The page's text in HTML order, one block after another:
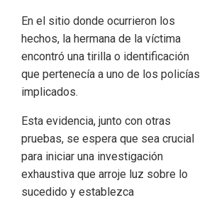
En el sitio donde ocurrieron los
hechos, la hermana de la víctima
encontró una tirilla o identificación
que pertenecía a uno de los policías
implicados.
Esta evidencia, junto con otras
pruebas, se espera que sea crucial
para iniciar una investigación
exhaustiva que arroje luz sobre lo
sucedido y establezca